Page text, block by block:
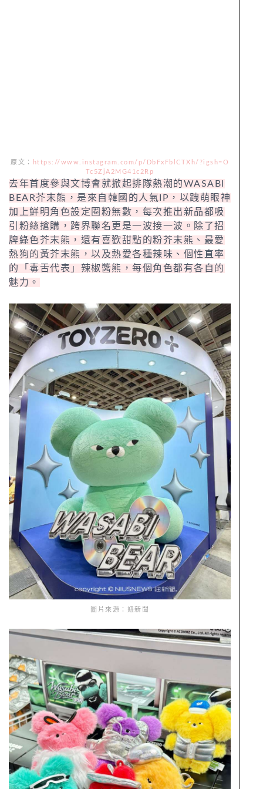
原文：
https://www.instagram.com/p/DbFxFblCTXh/?igsh=O
Tc5ZjA2MG41c2Rp
去年首度參與文博會就掀起排隊熱潮的WASABI
BEAR芥末熊，是來自韓國的人氣IP，以跩萌眼神
加上鮮明角色設定圈粉無數，每次推出新品都吸
引粉絲搶購，跨界聯名更是一波接一波。除了招
牌綠色芥末熊，還有喜歡甜點的粉芥末熊、最愛
熱狗的黃芥末熊，以及熱愛各種辣味、個性直率
的「毒舌代表」辣椒醬熊，每個角色都有各自的
魅力。
圖片來源：妞新聞